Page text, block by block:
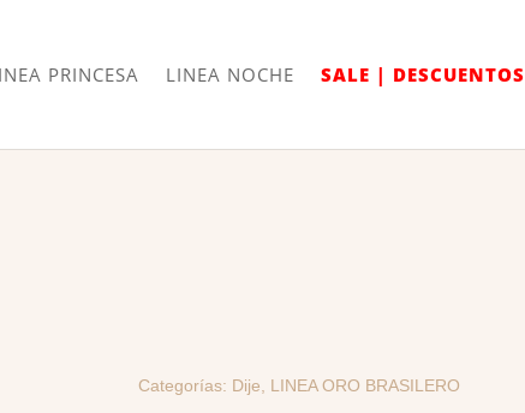
PRINCESA LINEA NOCHE SALE | DESCUENTOS
Categorías: Dije LINEA ORO BRASILERO